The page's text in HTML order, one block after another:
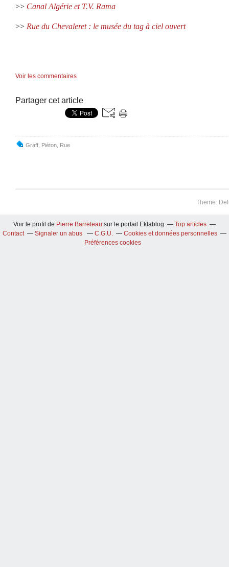
>> Canal Algérie et T.V. Rama
>> Rue du Chevaleret : le musée du tag à ciel ouvert
Voir les commentaires
Partager cet article
Graff Piéton Rue
Theme:
Voir le profil de Pierre Barreteau sur le portail Eklablog
Top articles
Contact
Signaler un abus C.G.U.
Cookies et données personnelles
Préférences cookies